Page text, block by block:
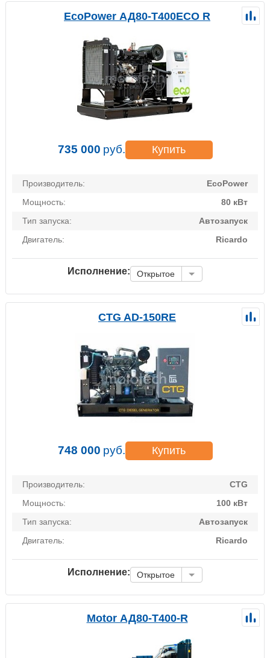
EcoPower АД80-T400ECO R
735 000 руб. Купить
Производитель:
EcoPower
Мощность:
80 кВт
Тип запуска:
Автозапуск
Двигатель:
Ricardo
Исполнение: Открытое
CTG AD-150RE
748 000 руб. Купить
Производитель:
CTG
Мощность:
100 кВт
Тип запуска:
Автозапуск
Двигатель:
Ricardo
Исполнение: Открытое
Motor АД80-Т400-R